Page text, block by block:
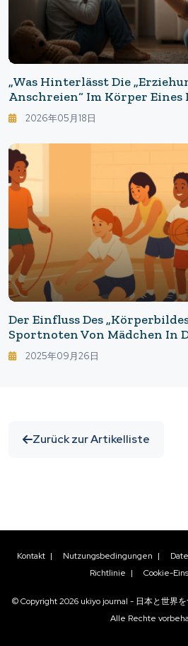
„Was Hinterlässt Die
Anschreien“ Im Körper Eines
Neuesten Forschungen
Auf Die Stressregulation“
2026年05月18日
Der Einfluss Des
Sportnoten Von Mädchen In
Das Gefühl „Ich Glaube, Ich
Am Stärksten: Der
2025年09月26日
Zurück zur Artikelliste
Kontakt | Nutzungsbedingungen |
Richtlinie | Cookie-
© Copyright2026 ukiyo journal - 日本と世界
Alle Rechte